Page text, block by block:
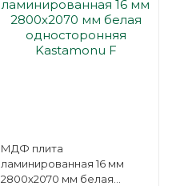
МДФ плита
ламинированная 16 мм
2800х2070 мм белая